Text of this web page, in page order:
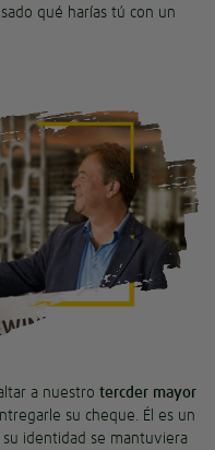
qué harías tú con un
a nuestro tercder mayor
su cheque. Él es un
identidad se mantuviera